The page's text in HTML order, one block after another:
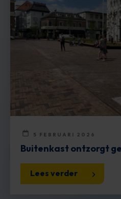
Buitenkast ontzorgt
5 FEBRUARI 2026
Lees verder